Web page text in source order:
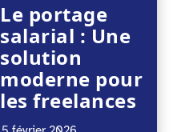
Le portage
salarial : Une
solution
moderne pour
les freelances